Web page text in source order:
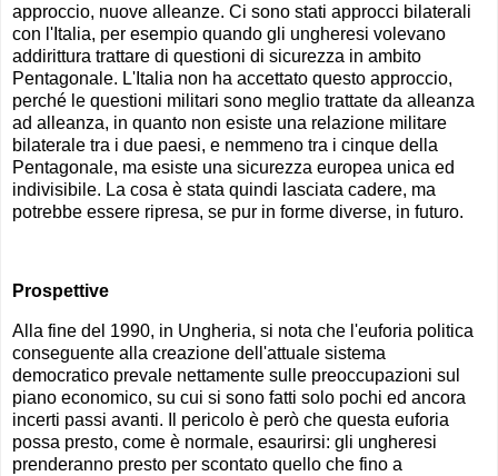
approccio, nuove alleanze. Ci sono stati approcci bilaterali
con l'Italia, per esempio quando gli ungheresi volevano
addirittura trattare di questioni di sicurezza in ambito
Pentagonale. L'Italia non ha accettato questo approccio,
perché le questioni militari sono meglio trattate da alleanza
ad alleanza, in quanto non esiste una relazione militare
bilaterale tra i due paesi, e nemmeno tra i cinque della
Pentagonale, ma esiste una sicurezza europea unica ed
indivisibile. La cosa è stata quindi lasciata cadere, ma
potrebbe essere ripresa, se pur in forme diverse, in futuro.
Prospettive
Alla fine del 1990, in Ungheria, si nota che l'euforia politica
conseguente alla creazione dell'attuale sistema
democratico prevale nettamente sulle preoccupazioni sul
piano economico, su cui si sono fatti solo pochi ed ancora
incerti passi avanti. Il pericolo è però che questa euforia
possa presto, come è normale, esaurirsi: gli ungheresi
prenderanno presto per scontato quello che fino a